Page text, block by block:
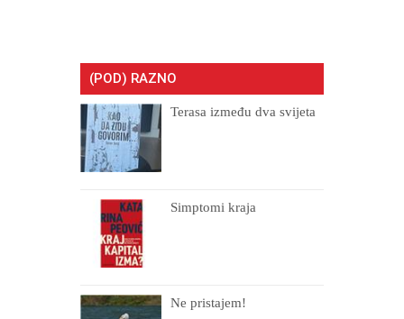
(POD) RAZNO
Terasa između dva svijeta
Simptomi kraja
Ne pristajem!